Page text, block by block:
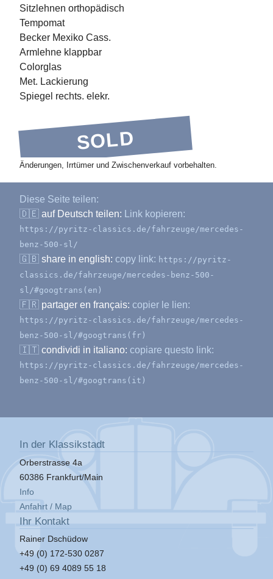
Sitzlehnen orthopädisch
Tempomat
Becker Mexiko Cass.
Armlehne klappbar
Colorglas
Met. Lackierung
Spiegel rechts. elekr.
SOLD
Änderungen, Irrtümer und Zwischenverkauf vorbehalten.
Diese Seite teilen:
🇩🇪 auf Deutsch teilen: Link kopieren:
https://pyritz-classics.de/fahrzeuge/mercedes-
benz-500-sl/
🇬🇧 share in english: copy link: https://pyritz-
classics.de/fahrzeuge/mercedes-benz-500-
sl/#googtrans(en)
🇫🇷 partager en français: copier le lien:
https://pyritz-classics.de/fahrzeuge/mercedes-
benz-500-sl/#googtrans(fr)
🇮🇹 condividi in italiano: copiare questo link:
https://pyritz-classics.de/fahrzeuge/mercedes-
benz-500-sl/#googtrans(it)
In der Klassikstadt
Orberstrasse 4a
60386 Frankfurt/Main
Info
Anfahrt / Map
Ihr Kontakt
Rainer Dschüdow
+49 (0) 172-530 0287
+49 (0) 69 4089 55 18